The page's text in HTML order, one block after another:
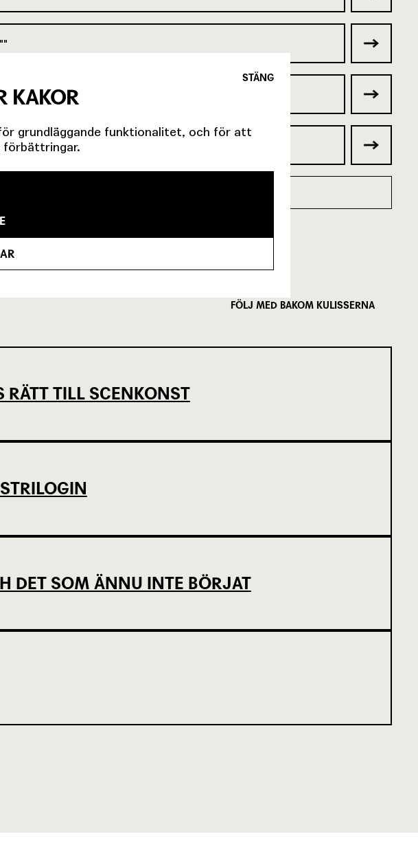
FÖLJ MED BAKOM KULISSERNA
TILL SCENKONST
DET SOM ÄNNU INTE BÖRJAT
STÄNG
KAKOR
grundläggande funktionalitet, och för att
förbättringar.